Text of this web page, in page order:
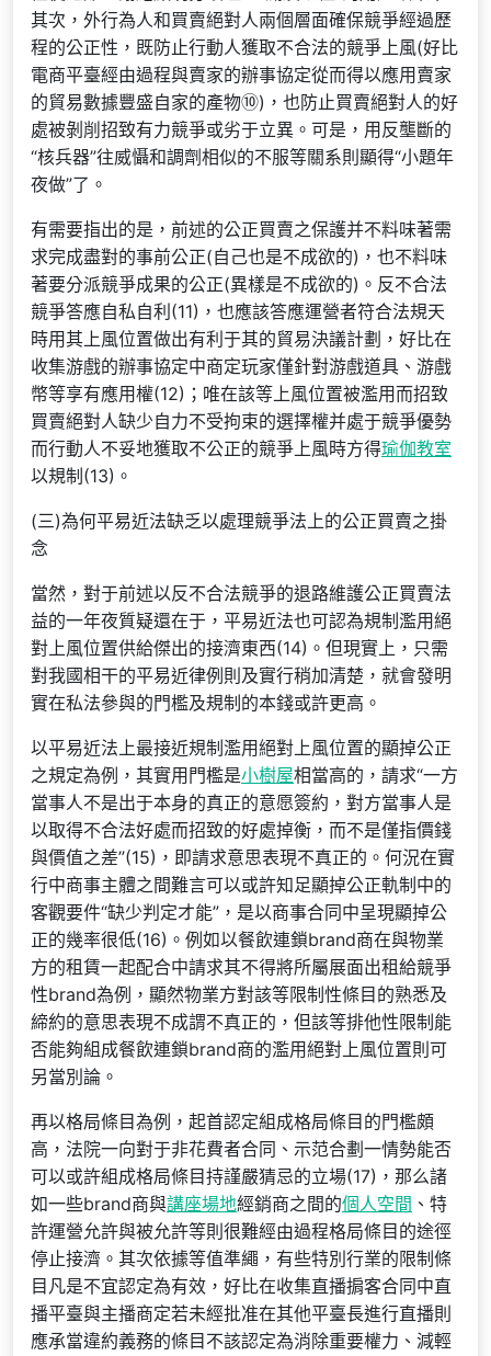
其次，外行為人和買賣絕對人兩個層面確保競爭經過歷
程的公正性，既防止行動人獲取不合法的競爭上風(好比
電商平臺經由過程與賣家的辦事協定從而得以應用賣家
的貿易數據豐盛自家的產物⑩)，也防止買賣絕對人的好
處被剝削招致有力競爭或劣于立異。可是，用反壟斷的
“核兵器”往威懾和調劑相似的不服等關系則顯得“小題年
夜做”了。
有需要指出的是，前述的公正買賣之保護并不料味著需
求完成盡對的事前公正(自己也是不成欲的)，也不料味
著要分派競爭成果的公正(異樣是不成欲的)。反不合法
競爭答應自私自利(11)，也應該答應運營者符合法規天
時用其上風位置做出有利于其的貿易決議計劃，好比在
收集游戲的辦事協定中商定玩家僅針對游戲道具、游戲
幣等享有應用權(12)；唯在該等上風位置被濫用而招致
買賣絕對人缺少自力不受拘束的選擇權并處于競爭優勢
而行動人不妥地獲取不公正的競爭上風時方得瑜伽教室
以規制(13)。
(三)為何平易近法缺乏以處理競爭法上的公正買賣之掛
念
當然，對于前述以反不合法競爭的退路維護公正買賣法
益的一年夜質疑還在于，平易近法也可認為規制濫用絕
對上風位置供給傑出的接濟東西(14)。但現實上，只需
對我國相干的平易近律例則及實行稍加清楚，就會發明
實在私法參與的門檻及規制的本錢或許更高。
以平易近法上最接近規制濫用絕對上風位置的顯掉公正
之規定為例，其實用門檻是小樹屋相當高的，請求“一方
當事人不是出于本身的真正的意愿簽約，對方當事人是
以取得不合法好處而招致的好處掉衡，而不是僅指價錢
與價值之差”(15)，即請求意思表現不真正的。何況在實
行中商事主體之間難言可以或許知足顯掉公正軌制中的
客觀要件“缺少判定才能”，是以商事合同中呈現顯掉公
正的幾率很低(16)。例如以餐飲連鎖brand商在與物業
方的租賃一起配合中請求其不得將所屬展面出租給競爭
性brand為例，顯然物業方對該等限制性條目的熟悉及
締約的意思表現不成謂不真正的，但該等排他性限制能
否能夠組成餐飲連鎖brand商的濫用絕對上風位置則可
另當別論。
再以格局條目為例，起首認定組成格局條目的門檻頗
高，法院一向對于非花費者合同、示范合劃一情勢能否
可以或許組成格局條目持謹嚴猜忌的立場(17)，那么諸
如一些brand商與講座場地經銷商之間的個人空間 、特
許運營允許與被允許等則很難經由過程格局條目的途徑
停止接濟。其次依據等值準繩，有些特別行業的限制條
目凡是不宜認定為有效，好比在收集直播掮客合同中直
播平臺與主播商定若未經批准在其他平臺長進行直播則
應承當違約義務的條目不該認定為消除重要權力、減輕